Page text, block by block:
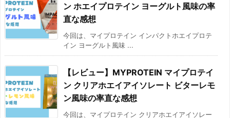
ン ホエイプロテイン ヨーグルト風味の率
直な感想
今回は、マイプロテイン インパクトホエイプロテ
イン ヨーグルト風味 ...
【レビュー】MYPROTEIN マイプロテイ
ン クリアホエイアイソレート ビターレモ
ン風味の率直な感想
今回は、マイプロテイン クリアホエイアイソレー